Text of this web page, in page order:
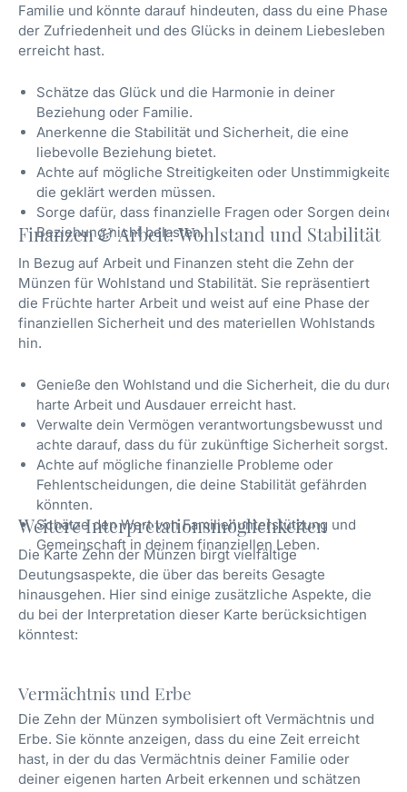
Familie und könnte darauf hindeuten, dass du eine Phase
der Zufriedenheit und des Glücks in deinem Liebesleben
erreicht hast.
Schätze das Glück und die Harmonie in deiner
Beziehung oder Familie.
Anerkenne die Stabilität und Sicherheit, die eine
liebevolle Beziehung bietet.
Achte auf mögliche Streitigkeiten oder Unstimmigkeiten,
die geklärt werden müssen.
Sorge dafür, dass finanzielle Fragen oder Sorgen deine
Beziehung nicht belasten.
Finanzen & Arbeit: Wohlstand und Stabilität
In Bezug auf Arbeit und Finanzen steht die Zehn der
Münzen für Wohlstand und Stabilität. Sie repräsentiert
die Früchte harter Arbeit und weist auf eine Phase der
finanziellen Sicherheit und des materiellen Wohlstands
hin.
Genieße den Wohlstand und die Sicherheit, die du durch
harte Arbeit und Ausdauer erreicht hast.
Verwalte dein Vermögen verantwortungsbewusst und
achte darauf, dass du für zukünftige Sicherheit sorgst.
Achte auf mögliche finanzielle Probleme oder
Fehlentscheidungen, die deine Stabilität gefährden
könnten.
Schätze den Wert von Familienunterstützung und
Gemeinschaft in deinem finanziellen Leben.
Weitere Interpretationsmöglichkeiten
Die Karte Zehn der Münzen birgt vielfältige
Deutungsaspekte, die über das bereits Gesagte
hinausgehen. Hier sind einige zusätzliche Aspekte, die
du bei der Interpretation dieser Karte berücksichtigen
könntest:
Vermächtnis und Erbe
Die Zehn der Münzen symbolisiert oft Vermächtnis und
Erbe. Sie könnte anzeigen, dass du eine Zeit erreicht
hast, in der du das Vermächtnis deiner Familie oder
deiner eigenen harten Arbeit erkennen und schätzen